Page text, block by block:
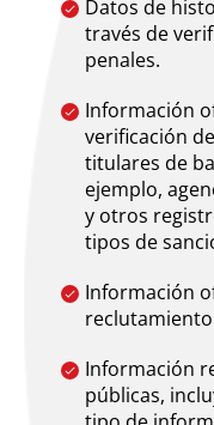
Datos de
través de
penales.
Información
verificación
titulares de
ejemplo,
y otros
tipos de
Información
Información
públicas,